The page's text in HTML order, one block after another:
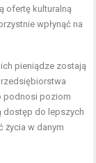
ofertę kulturalną
wpłynąć na
pieniądze zostają
podnosi poziom
dostęp do lepszych
życia w danym